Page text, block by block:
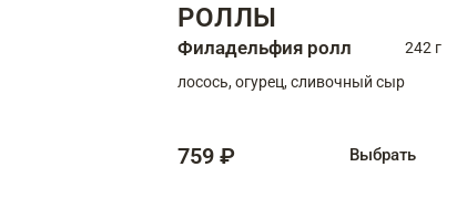
РОЛЛЫ
Филадельфия ролл
242 г
лосось, огурец, сливочный сыр
759 ₽ Выбрать